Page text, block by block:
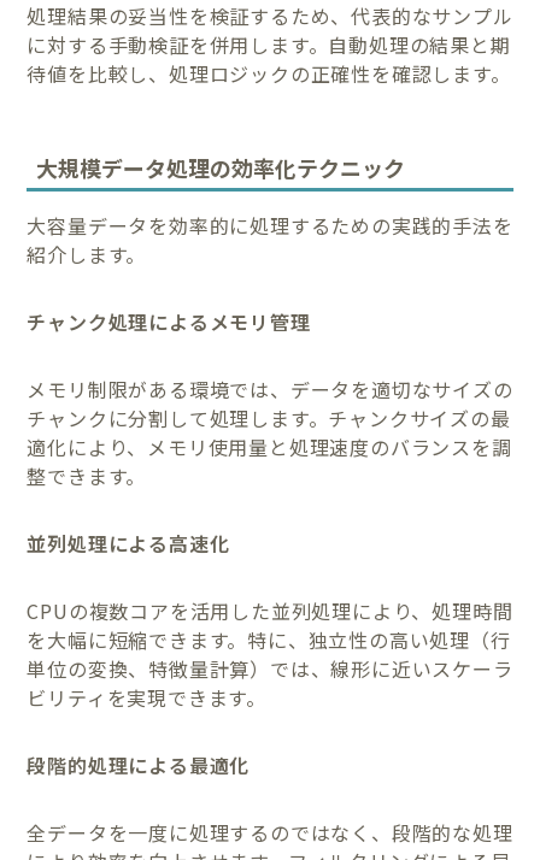
処理結果の妥当性を検証するため、代表的なサンプル
に対する手動検証を併用します。自動処理の結果と期
待値を比較し、処理ロジックの正確性を確認します。
大規模データ処理の効率化テクニック
大容量データを効率的に処理するための実践的手法を
紹介します。
チャンク処理によるメモリ管理
メモリ制限がある環境では、データを適切なサイズの
チャンクに分割して処理します。チャンクサイズの最
適化により、メモリ使用量と処理速度のバランスを調
整できます。
並列処理による高速化
CPUの複数コアを活用した並列処理により、処理時間
を大幅に短縮できます。特に、独立性の高い処理（行
単位の変換、特徴量計算）では、線形に近いスケーラ
ビリティを実現できます。
段階的処理による最適化
全データを一度に処理するのではなく、段階的な処理